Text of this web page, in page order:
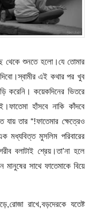
থেকে শুনতে হলো।যে তোমার
এই কথার পর খুব
করেনি। কয়েকদিনের ভিতরে
হাঁসবে নাকি কাঁদবে
তার “!ফাতেমার ক্ষেত্রেও
মধ্যবিত্ত মুসলিম পরিবারের
বলাটাই শ্রেয়।তা’না হলে
সাথে ফাতেমাকে বিয়ে
রাখে,বড়দেরকে যতেষ্ট